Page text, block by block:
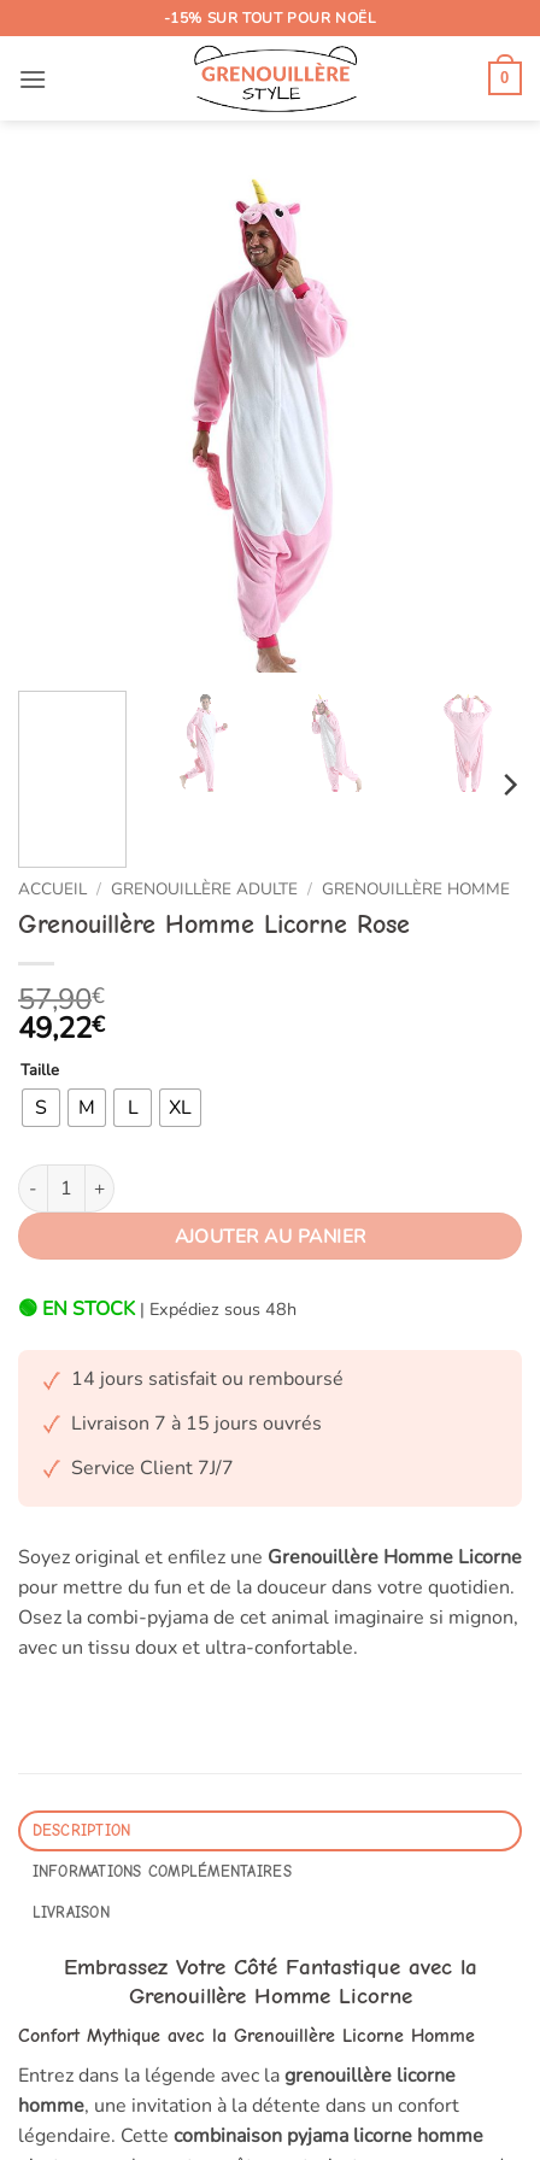
au
contenu
-15% SUR TOUT POUR NOËL
0
ACCUEIL / GRENOUILLÈRE ADULTE / GRENOUILLÈRE HOMME
Grenouillère Homme Licorne Rose
57,90€
49,22€
Taille
S M L XL
quantité de Grenouillère Homme Licorne Rose
AJOUTER AU PANIER
🟢 EN STOCK | Expédiez sous 48h
14 jours satisfait ou remboursé
Livraison 7 à 15 jours ouvrés
Service Client 7J/7
Soyez original et enfilez une Grenouillère Homme Licorne
pour mettre du fun et de la douceur dans votre quotidien.
Osez la combi-pyjama de cet animal imaginaire si mignon,
avec un tissu doux et ultra-confortable.
DESCRIPTION
INFORMATIONS COMPLÉMENTAIRES
LIVRAISON
Embrassez Votre Côté Fantastique avec la
Grenouillère Homme Licorne
Confort Mythique avec la Grenouillère Licorne Homme
Entrez dans la légende avec lagrenouillère licorne
homme, une invitation à la détente dans un confort
légendaire. Cette combinaison pyjama licorne homme